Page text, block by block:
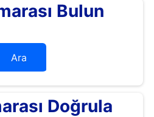
Bulun
Ara
Doğrula